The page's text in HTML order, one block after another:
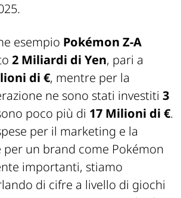
esempio Pokémon Z-A
2 Miliardi di Yen, pari a
di €, mentre per la
ne sono stati investiti 3
poco più di 17 Milioni di €.
per il marketing e la
per un brand come Pokémon
importanti, stiamo
di cifre a livello di giochi